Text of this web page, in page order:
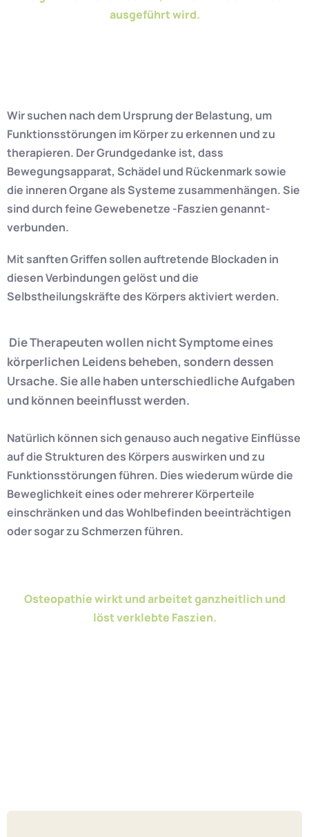
ausgeführt wird.
Wir suchen nach dem Ursprung der Belastung, um
Funktionsstörungen im Körper zu erkennen und zu
therapieren. Der Grundgedanke ist, dass
Bewegungsapparat, Schädel und Rückenmark sowie
die inneren Organe als Systeme zusammenhängen. Sie
sind durch feine Gewebenetze -Faszien genannt-
verbunden.
Mit sanften Griffen sollen auftretende Blockaden in
diesen Verbindungen gelöst und die
Selbstheilungskräfte des Körpers aktiviert werden.
Die Therapeuten wollen nicht Symptome eines
körperlichen Leidens beheben, sondern dessen
Ursache. Sie alle haben unterschiedliche Aufgaben
und können beeinflusst werden.
Natürlich können sich genauso auch negative Einflüsse
auf die Strukturen des Körpers auswirken und zu
Funktionsstörungen führen. Dies wiederum würde die
Beweglichkeit eines oder mehrerer Körperteile
einschränken und das Wohlbefinden beeinträchtigen
oder sogar zu Schmerzen führen.
Osteopathie wirkt und arbeitet ganzheitlich und
löst verklebte Faszien.